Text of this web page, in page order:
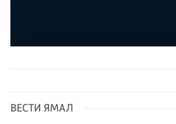
ВЕСТИ ЯМАЛ